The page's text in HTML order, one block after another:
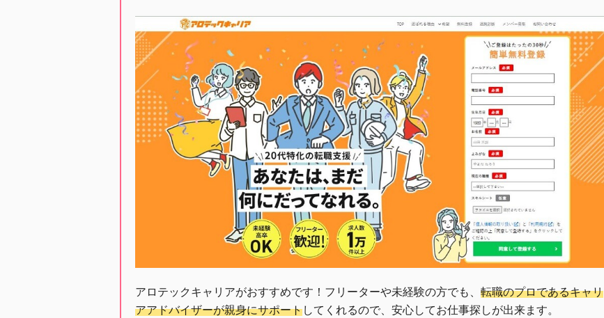
アロテックキャリアがおすすめです！フリーターや未経験の方でも、 転職のプロであるキャリ
アアドバイザーが親身にサポートしてくれるので、安心してお仕事探しが出来ます。